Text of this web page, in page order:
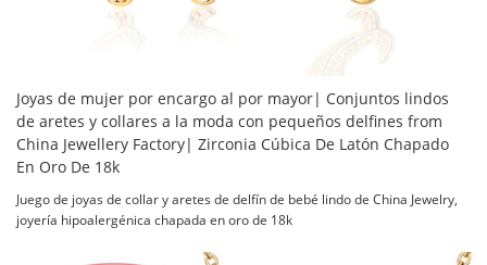
Joyas de mujer por encargo al por mayor| Conjuntos lindos
de aretes y collares a la moda con pequeños delfines from
China Jewellery Factory| Zirconia Cúbica De Latón Chapado
En Oro De 18k
Juego de joyas de collar y aretes de delfín de bebé lindo de China Jewelry,
joyería hipoalergénica chapada en oro de 18k